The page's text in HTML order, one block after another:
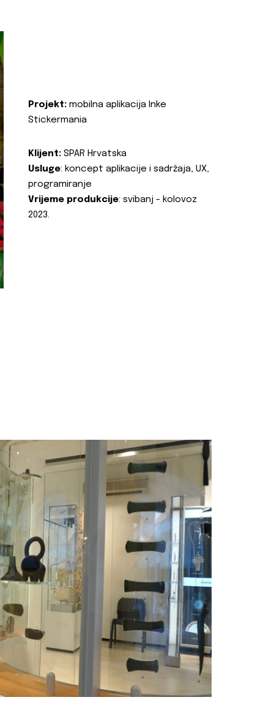
Projekt: mobilna aplikacija Inke
Stickermania
Klijent: SPAR Hrvatska
Usluge: koncept aplikacije i sadržaja, UX,
programiranje
Vrijeme produkcije: svibanj - kolovoz
2023.